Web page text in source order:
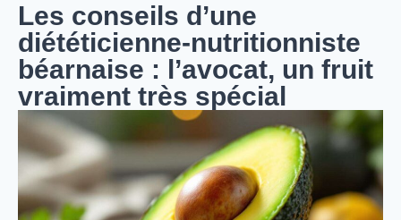
Les conseils d’une
diététicienne-nutritionniste
béarnaise : l’avocat, un fruit
vraiment très spécial